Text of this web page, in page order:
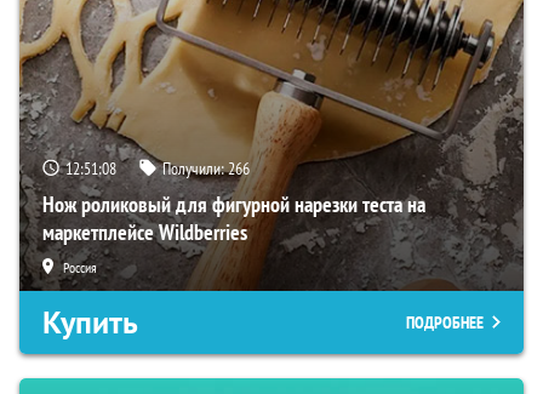
12:51:07 Получили:266
Нож роликовый для фигурной нарезки теста на
маркетплейсе Wildberries
Россия
Купить ПОДРОБНЕЕ